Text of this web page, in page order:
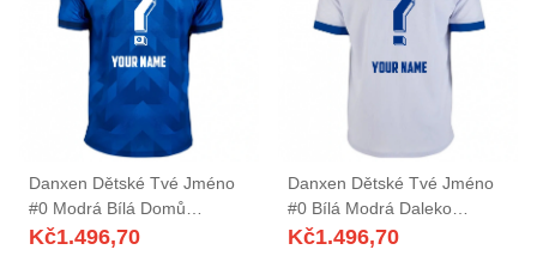
Danxen Dětské Tvé Jméno
#0 Modrá Bílá Domů
Hráčské Dresy 2025/26 Dres
Kč1.496,70
Danxen Dětské Tvé Jméno
#0 Bílá Modrá Daleko
Hráčské Dresy 2025/26 Dres
Kč1.496,70